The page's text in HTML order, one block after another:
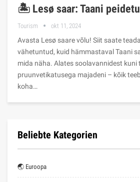
🏝️ Lesø saar: Taani
Tourism okt 11, 2024
Avasta Lesø saare võlu! Siit saate
vähetuntud, kuid hämmastaval Taani
mida näha. Alates soolavannidest
pruunvetikatusega majadeni – kõik
koha…
Beliebte Kategorien
🌏 Euroopa